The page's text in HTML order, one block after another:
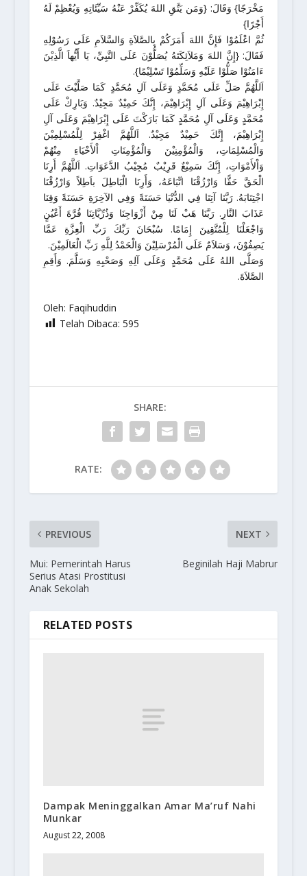
مَخْرَجًا} وَقَالَ: {وَمَن يَتَّقِ اللهَ يُكَفِّرْ عَنْهُ سَيِّئَاتِهِ وَيُعْظِمْ لَهُ
أَجْرًا}
ثُمَّ اعْلَمُوْا فَإِنَّ اللهَ أَمَرَكُمْ بِالصَّلاَةِ وَالسَّلاَمِ عَلَى رَسُوْلِهِ
فَقَالَ: {إِنَّ اللهَ وَمَلاَئِكَتَهُ يُصَلُّوْنَ عَلَى النَّبِيِّ، يَا أَيُّهاَ الَّذِيْنَ
ءَامَنُوْا صَلُّوْا عَلَيْهِ وَسَلِّمُوْا تَسْلِيْمًا}.
اَللَّهُمَّ صَلِّ عَلَى مُحَمَّدٍ وَعَلَى آلِ مُحَمَّدٍ كَمَا صَلَّيْتَ عَلَى
إِبْرَاهِيْمَ وَعَلَى آلِ إِبْرَاهِيْمَ، إِنَّكَ حَمِيْدٌ مَجِيْدٌ. وَبَارِكْ عَلَى
مُحَمَّدٍ وَعَلَى آلِ مُحَمَّدٍ كَمَا بَارَكْتَ عَلَى إِبْرَاهِيْمَ وَعَلَى آلِ
إِبْرَاهِيْمَ، إِنَّكَ حَمِيْدٌ مَجِيْدٌ. اَللَّهُمَّ اغْفِرْ لِلْمُسْلِمِيْنَ
وَالْمُسْلِمَاتِ، وَالْمُؤْمِنِيْنَ وَالْمُؤْمِنَاتِ اْلأَحْيَاءِ مِنْهُمْ
وَاْلأَمْوَاتِ، إِنَّكَ سَمِيْعٌ قَرِيْبٌ مُجِيْبُ الدَّعَوَاتِ. اَللَّهُمَّ أَرِنَا
الْحَقَّ حَقًّا وَارْزُقْنَا اتِّبَاعَهُ، وَأَرِنَا الْبَاطِلَ باَطِلاً وَارْزُقْنَا
اجْتِنَابَهُ. رَبَّنَا آتِنَا فِي الدُّنْيَا حَسَنَةً وَفِي الآخِرَةِ حَسَنَةً وَقِنَا
عَذَابَ النَّارِ. رَبَّنَا هَبْ لَنَا مِنْ أَزْوَاجِنَا وَذُرِّيَّاتِنَا قُرَّةَ أَعْيُنٍ
وَاجْعَلْنَا لِلْمُتَّقِينَ إِمَامًا. سُبْحَانَ رَبِّكَ رَبِّ الْعِزَّةِ عَمَّا
يَصِفُوْنَ، وَسَلاَمٌ عَلَى الْمُرْسَلِيْنَ وَالْحَمْدُ لِلَّهِ رَبِّ الْعَالَمِيْنَ.
وَصَلَّى اللهُ عَلَى مُحَمَّدٍ وَعَلَى آلِهِ وَصَحْبِهِ وَسَلَّمَ. وَأَقِمِ
الصَّلاَةَ.
Oleh: Faqihuddin
Telah Dibaca: 595
SHARE:
RATE:
PREVIOUS
Mui: Pemerintah Harus
Serius Atasi Prostitusi
Anak Sekolah
NEXT
Beginilah Haji Mabrur
RELATED POSTS
Dampak Meninggalkan Amar Ma’ruf Nahi
Munkar
August 22, 2008